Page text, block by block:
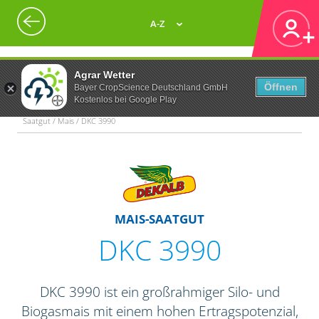
Agrar Wetter
Bayer CropScience Deutschland GmbH
Kostenlos bei Google Play
Öffnen
A-Z
Saatgut / Mais / DKC 3990
MAIS-SAATGUT
DKC 3990
DKC 3990 ist ein großrahmiger Silo- und
Biogasmais mit einem hohen Ertragspotenzial,